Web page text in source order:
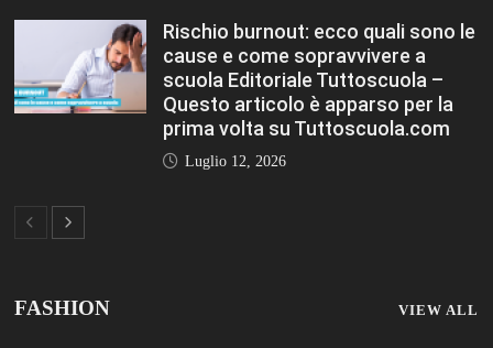
Rischio burnout: ecco quali sono le
cause e come sopravvivere a
scuola Editoriale Tuttoscuola –
Questo articolo è apparso per la
prima volta su Tuttoscuola.com
Luglio 12, 2026
FASHION VIEW ALL